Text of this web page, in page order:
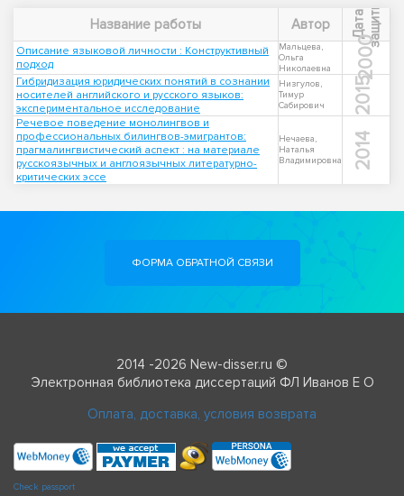
Название работы Автор Д
а
т
а
з
а
щ
и
ты
Описание языковой личности : Конструктивный
подход
Мальцева,
Ольга
Николаевна
2000
Гибридизация юридических понятий в сознании
носителей английского и русского языков:
экспериментальное исследование
Низгулов,
Тимур
Сабирович
2015
Речевое поведение монолингвов и
профессиональных билингвов-эмигрантов:
прагмалингвистический аспект : на материале
русскоязычных и англоязычных литературно-
критических эссе
Нечаева,
Наталья
Владимировна
2014
ФОРМА ОБРАТНОЙ СВЯЗИ
2014 -2026 New-disser.ru ©
Электронная библиотека диссертаций ФЛ Иванов Е О
Оплата, доставка, условия возврата
Check passport